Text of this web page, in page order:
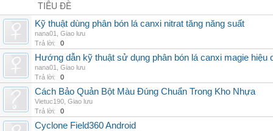
TIÊU ĐỀ
Kỹ thuật dùng phân bón lá canxi nitrat tăng năng suất
nana01
Giao lưu
Trả lời:
0
Hướng dẫn kỹ thuật sử dụng phân bón lá canxi magie hiệu
nana01
Giao lưu
Trả lời:
0
Cách Bảo Quản Bột Màu Đúng Chuẩn Trong Kho Nhựa
Vietuc190 Giao lưu
Trả lời:
0
Cyclone Field360 Android